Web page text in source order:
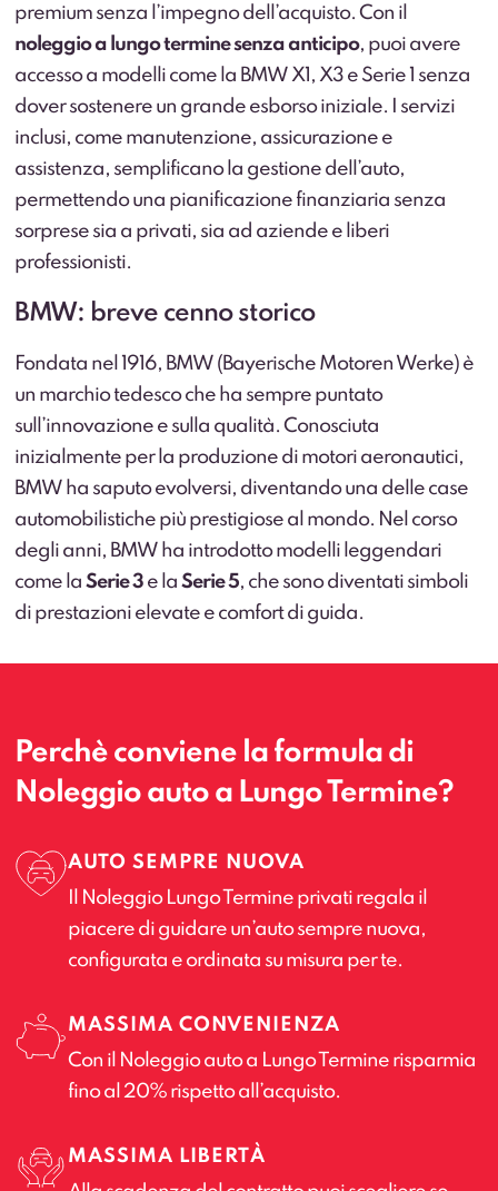
premium senza l’impegno dell’acquisto. Con il
noleggio a lungo termine senza anticipo, puoi avere
accesso a modelli come la BMW X1, X3 e Serie 1 senza
dover sostenere un grande esborso iniziale. I servizi
inclusi, come manutenzione, assicurazione e
assistenza, semplificano la gestione dell’auto,
permettendo una pianificazione finanziaria senza
sorprese sia a privati, sia ad aziende e liberi
professionisti.
BMW: breve cenno storico
Fondata nel 1916, BMW (Bayerische Motoren Werke) è
un marchio tedesco che ha sempre puntato
sull’innovazione e sulla qualità. Conosciuta
inizialmente per la produzione di motori aeronautici,
BMW ha saputo evolversi, diventando una delle case
automobilistiche più prestigiose al mondo. Nel corso
degli anni, BMW ha introdotto modelli leggendari
come laSerie 3 e laSerie 5, che sono diventati simboli
di prestazioni elevate e comfort di guida.
Perchè conviene la formula di
Noleggio auto a Lungo Termine?
AUTO SEMPRE NUOVA
Il Noleggio Lungo Termine privati regala il
piacere di guidare un’auto sempre nuova,
configurata e ordinata su misura per te.
MASSIMA CONVENIENZA
Con il Noleggio auto a Lungo Termine risparmia
fino al 20% rispetto all’acquisto.
MASSIMA LIBERTÀ